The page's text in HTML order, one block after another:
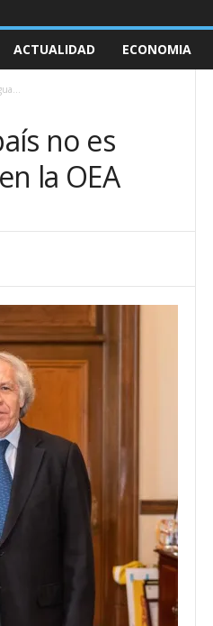
ACTUALIDAD ECONOMIA
no es
la OEA